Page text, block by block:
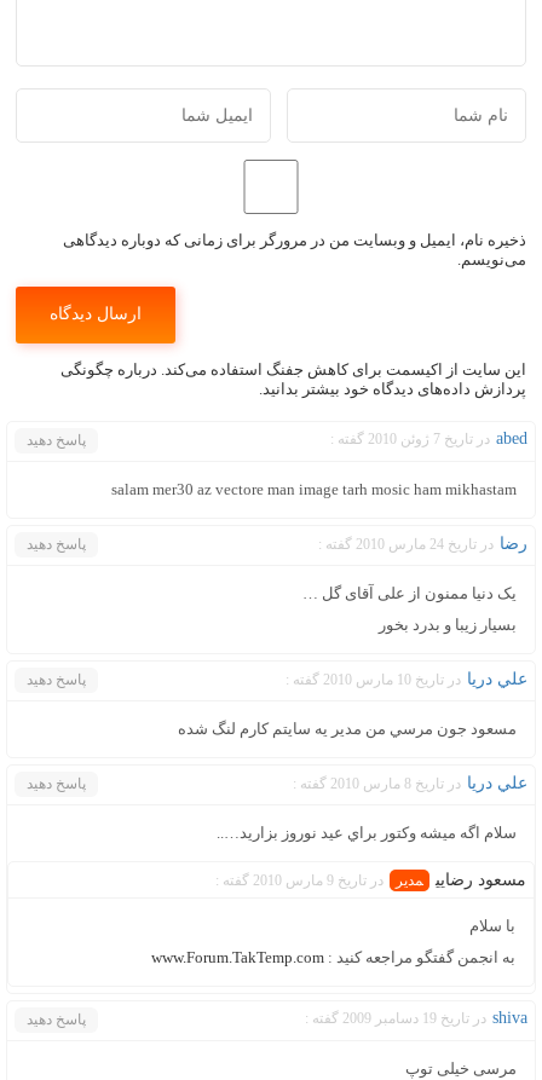
ذخیره نام، ایمیل و وبسایت من در مرورگر برای زمانی که دوباره دیدگاهی
می‌نویسم.
این سایت از اکیسمت برای کاهش جفنگ استفاده می‌کند. درباره چگونگی
پردازش داده‌های دیدگاه خود بیشتر بدانید.
abed در تاریخ 7 ژوئن 2010 گفته : پاسخ دهید
salam mer30 az vectore man image tarh mosic ham mikhastam
رضا در تاریخ 24 مارس 2010 گفته : پاسخ دهید
یک دنیا ممنون از علی آقای گل …
بسیار زیبا و بدرد بخور
علي دريا در تاریخ 10 مارس 2010 گفته : پاسخ دهید
مسعود جون مرسي من مدير يه سايتم كارم لنگ شده
علي دريا در تاریخ 8 مارس 2010 گفته : پاسخ دهید
سلام اگه ميشه وكتور براي عيد نوروز بزاريد…..
مسعود رضايي در تاریخ 9 مارس 2010 گفته :
با سلام
به انجمن گفتگو مراجعه کنید : www.Forum.TakTemp.com
shiva در تاریخ 19 دسامبر 2009 گفته : پاسخ دهید
مرسی خیلی توپ